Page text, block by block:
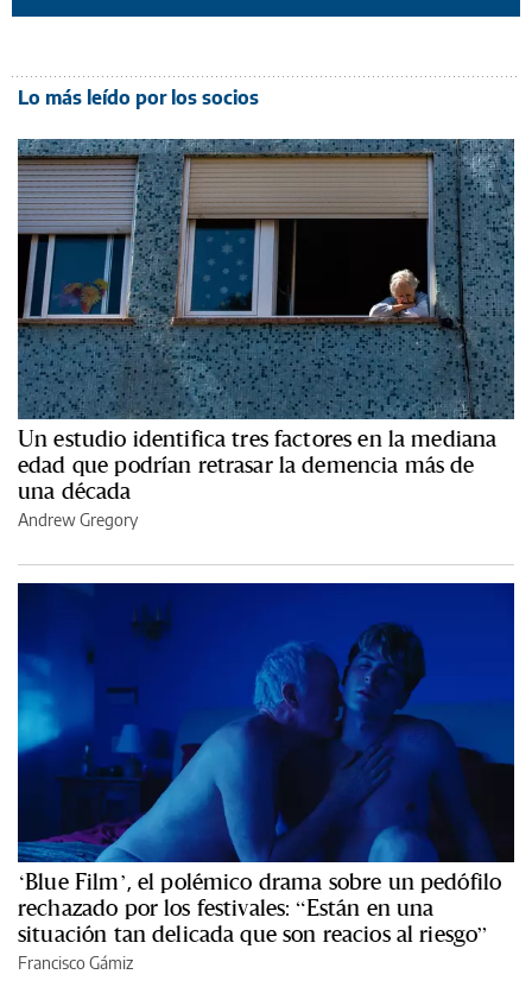
Lo más leído por los socios
Un estudio identifica tres factores en la mediana
edad que podrían retrasar la demencia más de
una década
Andrew Gregory
‘Blue Film’, el polémico drama sobre un pedófilo
rechazado por los festivales: “Están en una
situación tan delicada que son reacios al riesgo”
Francisco Gámiz